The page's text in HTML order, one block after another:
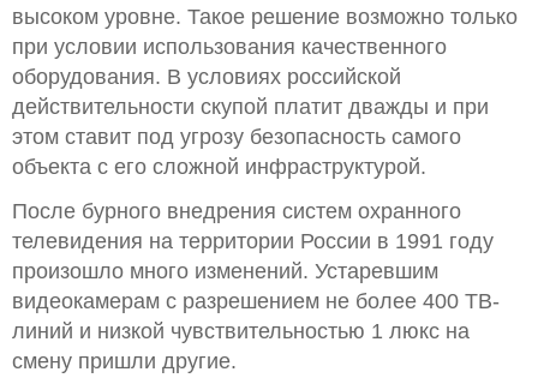
высоком уровне. Такое решение возможно только
при условии использования качественного
оборудования. В условиях российской
действительности скупой платит дважды и при
этом ставит под угрозу безопасность самого
объекта с его сложной инфраструктурой.
После бурного внедрения систем охранного
телевидения на территории России в 1991 году
произошло много изменений. Устаревшим
видеокамерам с разрешением не более 400 ТВ-
линий и низкой чувствительностью 1 люкс на
смену пришли другие.